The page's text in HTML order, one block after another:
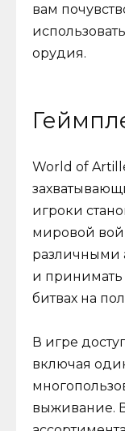
вам
орудия.
World of
игроки
мировой
различными
и принимать
битвах на
В игре
включая
выживание.